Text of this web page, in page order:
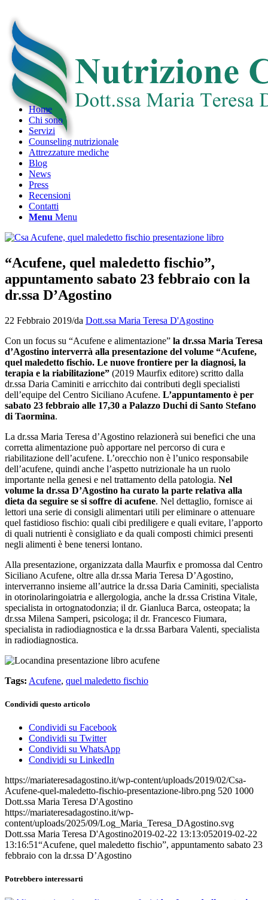
Home
Chi sono
Servizi
Counseling nutrizionale
Attrezzature mediche
Blog
News
Press
Recensioni
Contatti
Menu Menu
“Acufene, quel maledetto fischio”,
appuntamento sabato 23 febbraio con la
dr.ssa D’Agostino
22 Febbraio 2019/da Dott.ssa Maria Teresa D'Agostino
Con un focus su “Acufene e alimentazione” la dr.ssa Maria Teresa
d’Agostino interverrà alla presentazione del volume “Acufene,
quel maledetto fischio. Le nuove frontiere per la diagnosi, la
terapia e la riabilitazione” (2019 Maurfix editore) scritto dalla
dr.ssa Daria Caminiti e arricchito dai contributi degli specialisti
dell’equipe del Centro Siciliano Acufene. L’appuntamento è per
sabato 23 febbraio alle 17,30 a Palazzo Duchi di Santo Stefano
di Taormina.
La dr.ssa Maria Teresa d’Agostino relazionerà sui benefici che una
corretta alimentazione può apportare nel percorso di cura e
riabilitazione dell’acufene. L’orecchio non è l’unico responsabile
dell’acufene, quindi anche l’aspetto nutrizionale ha un ruolo
importante nella genesi e nel trattamento della patologia. Nel
volume la dr.ssa D’Agostino ha curato la parte relativa alla
dieta da seguire se si soffre di acufene. Nel dettaglio, fornisce ai
lettori una serie di consigli alimentari utili per eliminare o attenuare
quel fastidioso fischio: quali cibi prediligere e quali evitare, l’apporto
di quali nutrienti è consigliato e da quali composti chimici presenti
negli alimenti è bene tenersi lontano.
Alla presentazione, organizzata dalla Maurfix e promossa dal Centro
Siciliano Acufene, oltre alla dr.ssa Maria Teresa D’Agostino,
interverranno insieme all’autrice la dr.ssa Daria Caminiti, specialista
in otorinolaringoiatria e allergologia, anche la dr.ssa Cristina Vitale,
specialista in ortognatodonzia; il dr. Gianluca Barca, osteopata; la
dr.ssa Milena Samperi, psicologa; il dr. Francesco Fiumara,
specialista in radiodiagnostica e la dr.ssa Barbara Valenti, specialista
in radiodiagnostica.
Tags: Acufene, quel maledetto fischio
Condividi questo articolo
Condividi su Facebook
Condividi su Twitter
Condividi su WhatsApp
Condividi su LinkedIn
https://mariateresadagostino.it/wp-content/uploads/2019/02/Csa-
Acufene-quel-maledetto-fischio-presentazione-libro.png 520 1000
Dott.ssa Maria Teresa D'Agostino
https://mariateresadagostino.it/wp-
content/uploads/2025/09/Log_Maria_Teresa_DAgostino.svg
Dott.ssa Maria Teresa D'Agostino2019-02-22 13:13:052019-02-22
13:16:51“Acufene, quel maledetto fischio”, appuntamento sabato 23
febbraio con la dr.ssa D’Agostino
Potrebbero interessarti